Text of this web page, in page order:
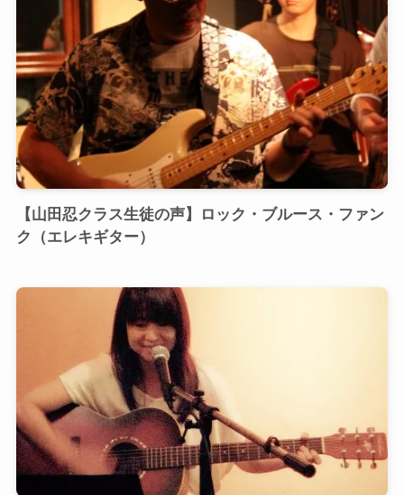
【山田忍クラス生徒の声】ロック・ブルース・ファン
ク（エレキギター）